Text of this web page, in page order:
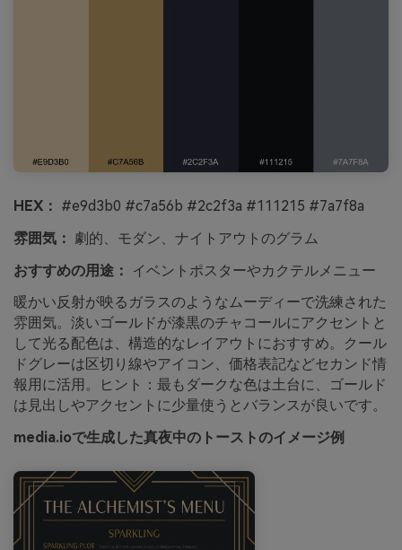
HEX： #e9d3b0 #c7a56b #2c2f3a #111215 #7a7f8a
雰囲気： 劇的、モダン、ナイトアウトのグラム
おすすめの用途：
イベントポスターやカクテルメニュー
暖かい反射が映るガラスのようなムーディーで洗練された
雰囲気。淡いゴールドが漆黒のチャコールにアクセントと
して光る配色は、構造的なレイアウトにおすすめ。クール
ドグレーは区切り線やアイコン、価格表記などセカンド情
報用に活用。ヒント：最もダークな色は土台に、ゴールド
は見出しやアクセントに少量使うとバランスが良いです。
media.ioで生成した真夜中のトーストのイメージ例